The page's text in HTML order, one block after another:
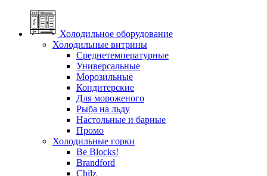
Холодильное оборудование
Холодильные витрины
Среднетемпературные
Универсальные
Морозильные
Кондитерские
Для мороженого
Рыба на льду
Настольные и барные
Промо
Холодильные горки
Be Blocks!
Brandford
Chilz